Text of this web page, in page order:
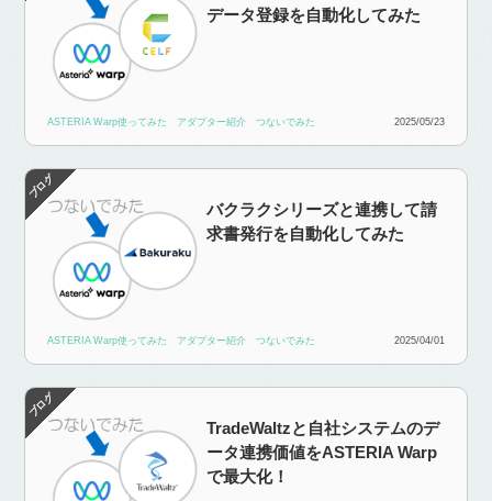
データ登録を自動化してみた
ASTERIA Warp使ってみた アダプター紹介 つないでみた 2025/05/23
バクラクシリーズと連携して請
求書発行を自動化してみた
ASTERIA Warp使ってみた アダプター紹介 つないでみた 2025/04/01
TradeWaltzと自社システムのデ
ータ連携価値をASTERIA Warp
で最大化！